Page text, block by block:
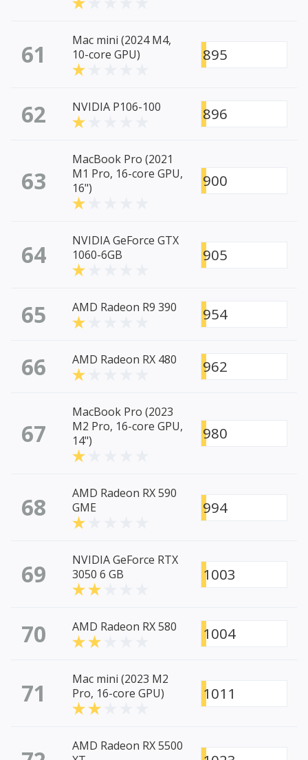
61
Mac mini (2024 M4,
10-core GPU)
895
62 NVIDIA P106-100 896
63
MacBook Pro (2021
M1 Pro, 16-core GPU,
16")
900
64
NVIDIA GeForce GTX
1060-6GB
905
65 AMD Radeon R9 390 954
66 AMD Radeon RX 480 962
67
MacBook Pro (2023
M2 Pro, 16-core GPU,
14")
980
68
AMD Radeon RX 590
GME
994
69
NVIDIA GeForce RTX
3050 6 GB
1003
70 AMD Radeon RX 580 1004
71
Mac mini (2023 M2
Pro, 16-core GPU)
1011
AMD Radeon RX 5500